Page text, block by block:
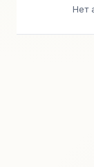
Нет